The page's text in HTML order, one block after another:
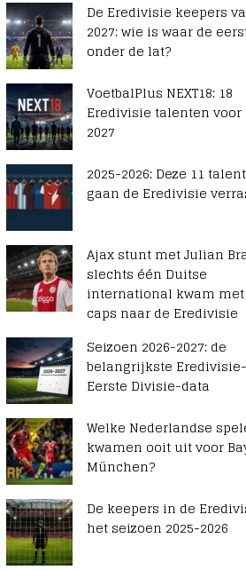
De Eredivisie keepers
2027: wie is waar de
onder de lat?
VoetbalPlus NEXT18: 18
Eredivisie talenten voor
2027
2025-2026: Deze 11
gaan de Eredivisie
Ajax stunt met Julian
slechts één Duitse
international kwam
caps naar de Eredivisie
Seizoen 2026-2027: de
belangrijkste
Eerste Divisie-data
Welke Nederlandse
kwamen ooit uit voor
München?
De keepers in de
het seizoen 2025-2026